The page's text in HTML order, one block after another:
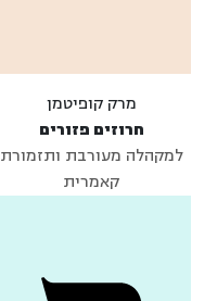
מרק קופיטמן
חרוזים פזורים
למקהלה מעורבת ותזמורת
קאמרית